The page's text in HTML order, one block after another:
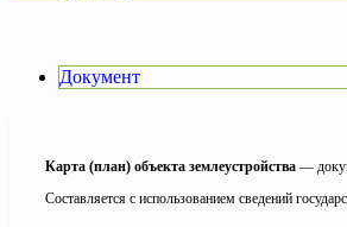
Документ
Карта (план) объекта землеустройства —
Составляется с использованием сведений